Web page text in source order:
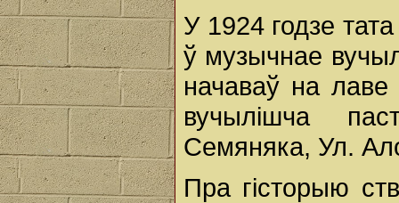
У 1924 годзе
ў музычнае
начаваў на
вучылішча
Семяняка, Ул.
Пра гісторыю